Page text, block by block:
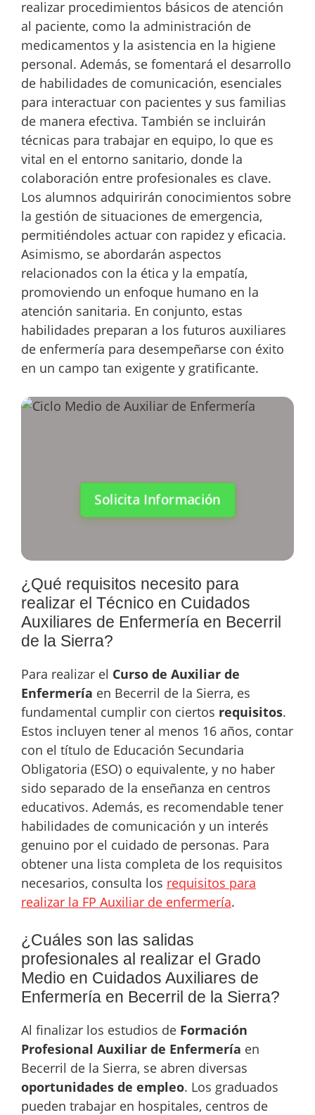
realizar procedimientos básicos de atención
al paciente, como la administración de
medicamentos y la asistencia en la higiene
personal. Además, se fomentará el desarrollo
de habilidades de comunicación, esenciales
para interactuar con pacientes y sus familias
de manera efectiva. También se incluirán
técnicas para trabajar en equipo, lo que es
vital en el entorno sanitario, donde la
colaboración entre profesionales es clave.
Los alumnos adquirirán conocimientos sobre
la gestión de situaciones de emergencia,
permitiéndoles actuar con rapidez y eficacia.
Asimismo, se abordarán aspectos
relacionados con la ética y la empatía,
promoviendo un enfoque humano en la
atención sanitaria. En conjunto, estas
habilidades preparan a los futuros auxiliares
de enfermería para desempeñarse con éxito
en un campo tan exigente y gratificante.
Solicita Información
¿Qué requisitos necesito para
realizar el Técnico en Cuidados
Auxiliares de Enfermería en Becerril
de la Sierra?
Para realizar el Curso de Auxiliar de
Enfermería en Becerril de la Sierra, es
fundamental cumplir con ciertos requisitos.
Estos incluyen tener al menos 16 años, contar
con el título de Educación Secundaria
Obligatoria (ESO) o equivalente, y no haber
sido separado de la enseñanza en centros
educativos. Además, es recomendable tener
habilidades de comunicación y un interés
genuino por el cuidado de personas. Para
obtener una lista completa de los requisitos
necesarios, consulta los requisitos para
realizar la FP Auxiliar de enfermería.
¿Cuáles son las salidas
profesionales al realizar el Grado
Medio en Cuidados Auxiliares de
Enfermería en Becerril de la Sierra?
Al finalizar los estudios de Formación
Profesional Auxiliar de Enfermería en
Becerril de la Sierra, se abren diversas
oportunidades de empleo. Los graduados
pueden trabajar en hospitales, centros de